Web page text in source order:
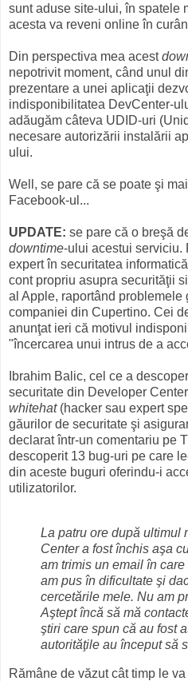
sunt aduse site-ului, în spatele
acesta va reveni online în
Din perspectiva mea acest
nepotrivit moment, când unul
prezentare a unei aplicaţii
indisponibilitatea DevCenter-
adăugăm câteva UDID-uri
necesare autorizării instalării
ului.
Well, se pare că se poate şi
Facebook-ul...
UPDATE: se pare că o breşă
downtime-ului acestui serviciu.
expert în securitatea
cont propriu asupra securităţii
al Apple, raportând problemele
companiei din Cupertino. Cei
anunţat ieri că motivul
"încercarea unui intrus de a
Ibrahim Balic, cel ce a
securitate din Developer
whitehat(hacker sau expert
găurilor de securitate şi
declarat într-un comentariu pe
descoperit 13 bug-uri pe care
din aceste buguri oferindu-i
utilizatorilor.
La patru ore după ultimul
Center a fost închis aşa
am trimis un email în
am pus în dificultate şi
cercetările mele. Nu am
Aştept încă să mă
ştiri care spun că au fost
autorităţile au început să
Rămâne de văzut cât timp le